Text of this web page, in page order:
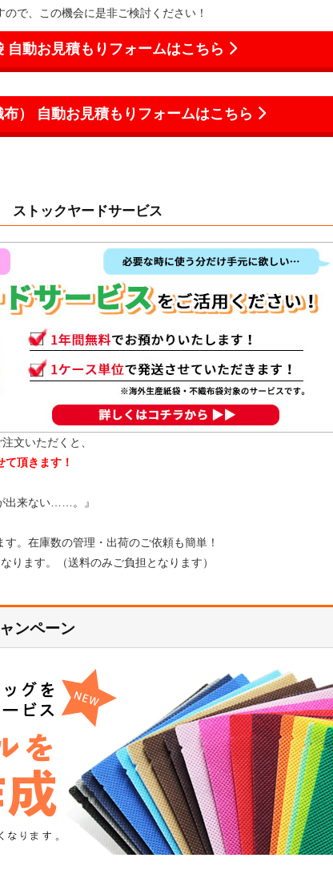
で、この機会に是非ご検討ください！
自動お見積もりフォームはこちら
布） 自動お見積もりフォームはこちら
ストックヤードサービス
文いただくと、
頂きます！
出来ない……。』
。在庫数の管理・出荷のご依頼も簡単！
ります。（送料のみご負担となります）
ンペーン